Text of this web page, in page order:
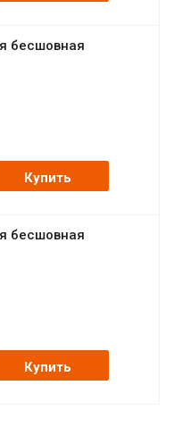
бесшовная
Купить
бесшовная
Купить